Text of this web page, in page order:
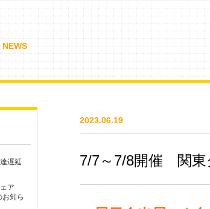
NEWS
遅延
ア
知ら
2023.06.19
7/7～7/8開催 関